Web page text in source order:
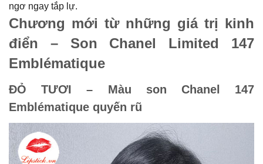
ngơ ngay tắp lự.
Chương mới từ những giá trị kinh
điển – Son Chanel Limited 147
Emblématique
ĐỎ TƯƠI – Màu son Chanel 147
Emblématique quyến rũ